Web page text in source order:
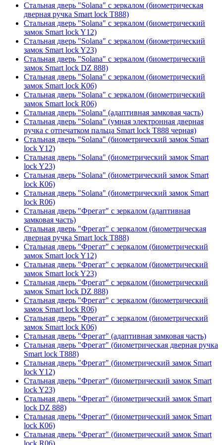
Стальная дверь "Solana" с зеркалом (биометрическая
дверная ручка Smart lock T888)
Стальная дверь "Solana" с зеркалом (биометрический
замок Smart lock Y12)
Стальная дверь "Solana" с зеркалом (биометрический
замок Smart lock Y23)
Стальная дверь "Solana" с зеркалом (биометрический
замок Smart lock DZ 888)
Стальная дверь "Solana" с зеркалом (биометрический
замок Smart lock К06)
Стальная дверь "Solana" с зеркалом (биометрический
замок Smart lock R06)
Стальная дверь "Solana" (адаптивная замковая часть)
Стальная дверь "Solana" (умная электронная дверная
ручка с отпечатком пальца Smart lock T888 черная)
Стальная дверь "Solana" (биометрический замок Smart
lock Y12)
Стальная дверь "Solana" (биометрический замок Smart
lock Y23)
Стальная дверь "Solana" (биометрический замок Smart
lock К06)
Стальная дверь "Solana" (биометрический замок Smart
lock R06)
Стальная дверь "Фрегат" с зеркалом (адаптивная
замковая часть)
Стальная дверь "Фрегат" с зеркалом (биометрическая
дверная ручка Smart lock T888)
Стальная дверь "Фрегат" с зеркалом (биометрический
замок Smart lock Y12)
Стальная дверь "Фрегат" с зеркалом (биометрический
замок Smart lock Y23)
Стальная дверь "Фрегат" с зеркалом (биометрический
замок Smart lock DZ 888)
Стальная дверь "Фрегат" с зеркалом (биометрический
замок Smart lock R06)
Стальная дверь "Фрегат" с зеркалом (биометрический
замок Smart lock К06)
Стальная дверь "Фрегат" (адаптивная замковая часть)
Стальная дверь "Фрегат" (биометрическая дверная ручка
Smart lock T888)
Стальная дверь "Фрегат" (биометрический замок Smart
lock Y12)
Стальная дверь "Фрегат" (биометрический замок Smart
lock Y23)
Стальная дверь "Фрегат" (биометрический замок Smart
lock DZ 888)
Стальная дверь "Фрегат" (биометрический замок Smart
lock К06)
Стальная дверь "Фрегат" (биометрический замок Smart